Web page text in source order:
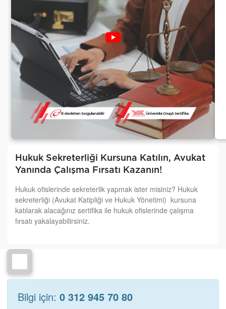
Hukuk Sekreterliği Kursuna Katılın, Avukat
Yanında Çalışma Fırsatı Kazanın!
Hukuk ofislerinde sekreterlik yapmak ister misiniz? Hukuk
sekreterliği (Avukat Katipliği ve Hukuk Yönetimi) kursuna
katılarak alacağınız sertifika ile hukuk ofislerinde çalışma
fırsatı yakalayabilirsiniz.
Bilgi için: 0 312 945 70 80